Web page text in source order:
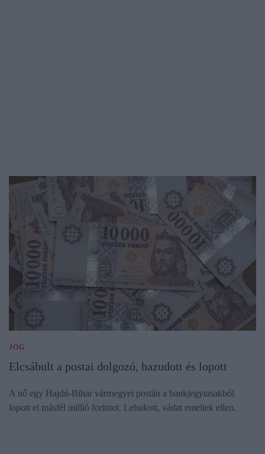
JOG
Elcsábult a postai dolgozó, hazudott és lopott
A nő egy Hajdú-Bihar vármegyei postán a bankjegytasakból
lopott el másfél millió forintot. Lebukott, vádat emeltek ellen.